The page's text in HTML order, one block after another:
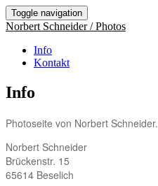
Toggle navigation
Norbert Schneider / Photos
Info
Kontakt
Info
Photoseite von Norbert Schneider.
Norbert Schneider
Brückenstr. 15
65614 Beselich